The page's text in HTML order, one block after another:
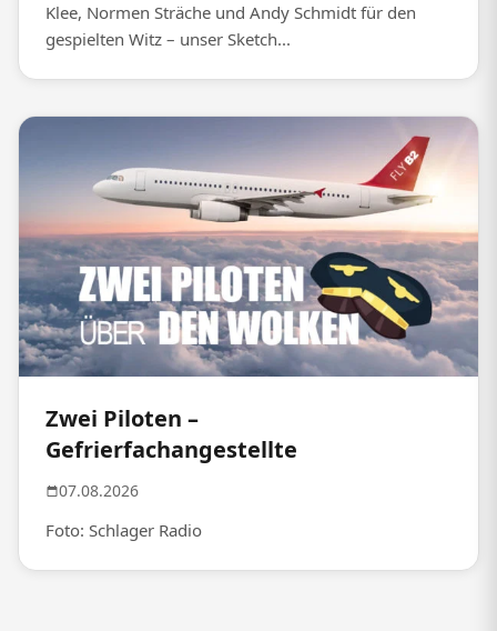
Klee, Normen Sträche und Andy Schmidt für den
gespielten Witz – unser Sketch...
Zwei Piloten –
Gefrierfachangestellte
07.08.2026
Foto: Schlager Radio